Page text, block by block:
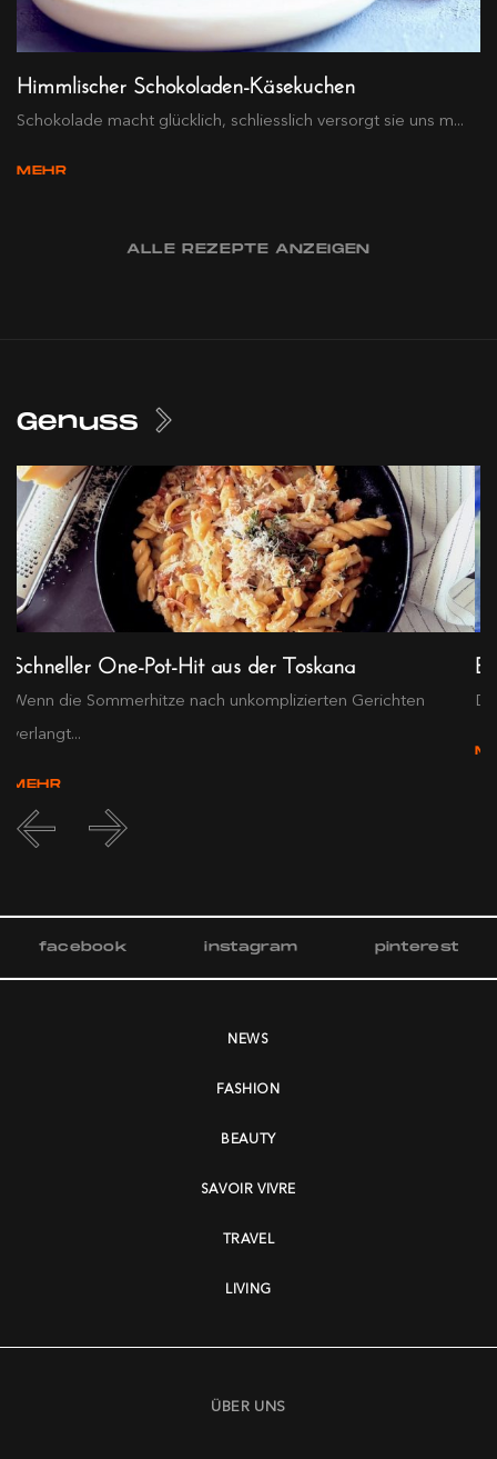
Himmlischer Schokoladen-Käsekuchen
Schokolade macht glücklich, schliesslich versorgt sie uns m...
MEHR
ALLE REZEPTE ANZEIGEN
Genuss
Schneller One-Pot-Hit aus der Toskana
Wenn die Sommerhitze nach unkomplizierten Gerichten
verlangt...
MEHR
facebook instagram pinterest
NEWS
FASHION
BEAUTY
SAVOIR VIVRE
TRAVEL
LIVING
ÜBER UNS